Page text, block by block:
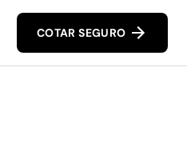
COTAR SEGURO